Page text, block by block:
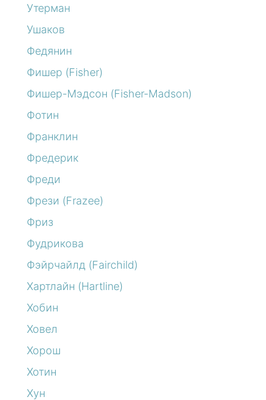
Утерман
Ушаков
Федянин
Фишер (Fisher)
Фишер-Мэдсон (Fisher-Madson)
Фотин
Франклин
Фредерик
Фреди
Фрези (Frazee)
Фриз
Фудрикова
Фэйрчайлд (Fairchild)
Хартлайн (Hartline)
Хобин
Ховел
Хорош
Хотин
Хун